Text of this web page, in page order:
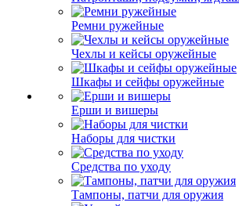
Ремни ружейные
Чехлы и кейсы оружейные
Шкафы и сейфы оружейные
Ерши и вишеры
Наборы для чистки
Средства по уходу
Тампоны, патчи для оружия